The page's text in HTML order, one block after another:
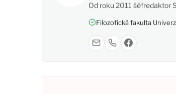
Od roku 2011 šéfredaktor
Filozofická fakulta